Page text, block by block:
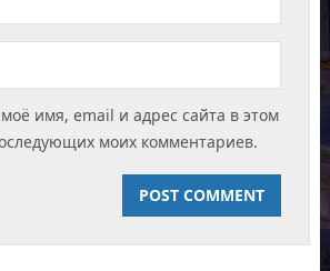
имя, email и адрес сайта в этом
моих комментариев.